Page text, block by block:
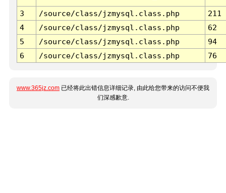
3 /source/class/jzmysql.class.php
211
4
/source/class/jzmysql.class.php
62
5
/source/class/jzmysql.class.php
94
6
/source/class/jzmysql.class.php 76
www.365jz.com 已经将此出错信息详细记录, 由此给您带来的访问不便我
们深感歉意.